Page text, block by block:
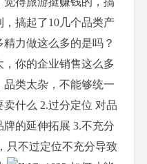
搞起了10几个品类产
力做这么多的是吗？
你的企业销售这么多
类太杂，不能够统一
什么 2.过分定位 对品
的延伸拓展 3.不充分
只不过定位不充分导致